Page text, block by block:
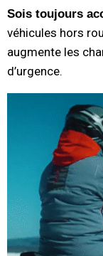
Sois toujours
véhicules hors
augmente les
d’urgence.